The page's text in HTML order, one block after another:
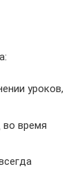
уроков,
во время